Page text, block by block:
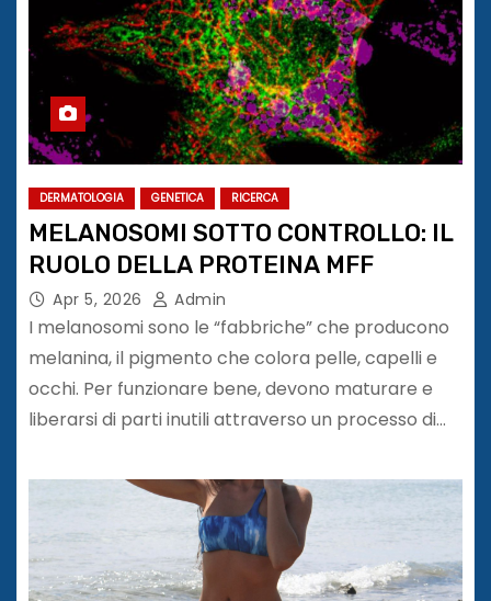
DERMATOLOGIA GENETICA RICERCA
MELANOSOMI SOTTO CONTROLLO: IL
RUOLO DELLA PROTEINA MFF
Apr 5, 2026 Admin
I melanosomi sono le “fabbriche” che producono
melanina, il pigmento che colora pelle, capelli e
occhi. Per funzionare bene, devono maturare e
liberarsi di parti inutili attraverso un processo di…